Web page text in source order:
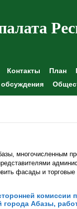
Контакты План
многочисленным
фасады и
Абазы,